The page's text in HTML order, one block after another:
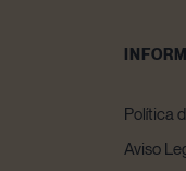
Política
Aviso